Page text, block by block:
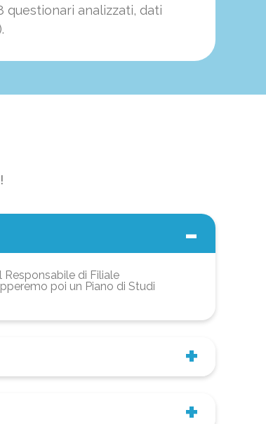
questionari analizzati, dati
di Filiale
poi un Piano di Studi